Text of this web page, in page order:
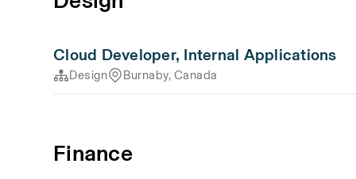
Cloud Developer, Internal Applications
Design Burnaby, Canada
Finance